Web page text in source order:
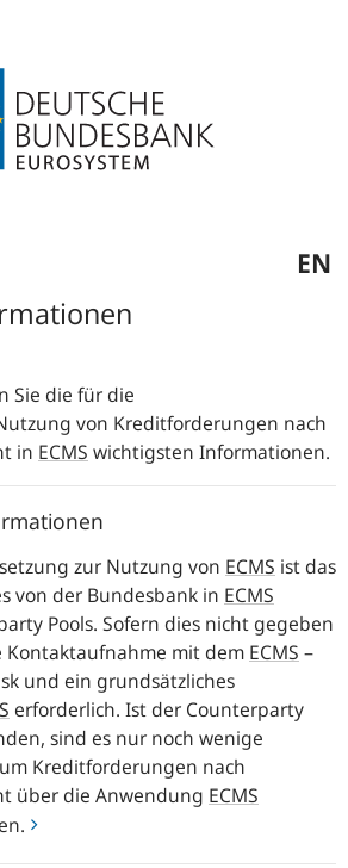
EN
Sie die für die
von Kreditforderungen nach
in ECMS wichtigsten Informationen.
zur Nutzung von ECMS ist das
von der Bundesbank in ECMS
Pools. Sofern dies nicht gegeben
Kontaktaufnahme mit dem ECMS –
und ein grundsätzliches
erforderlich. Ist der Counterparty
sind es nur noch wenige
Kreditforderungen nach
über die Anwendung ECMS